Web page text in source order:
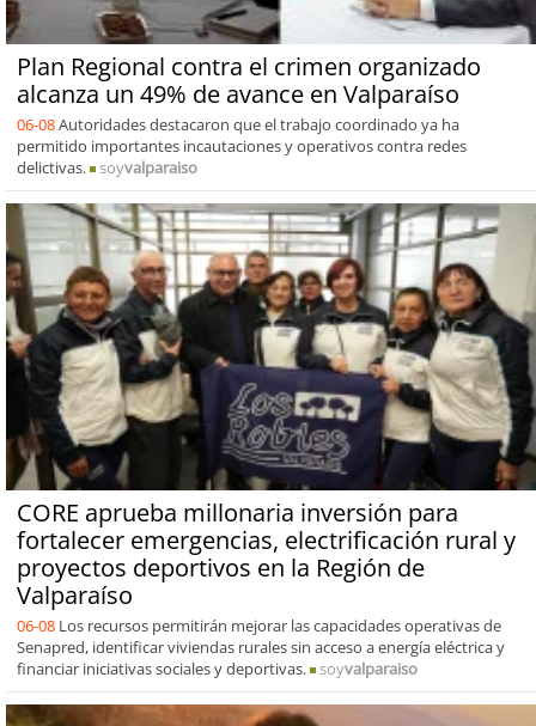
Plan Regional contra el crimen organizado
alcanza un 49% de avance en Valparaíso
06-08Autoridades destacaron que el trabajo coordinado ya ha
permitido importantes incautaciones y operativos contra redes
delictivas.
soyvalparaiso
CORE aprueba millonaria inversión para
fortalecer emergencias, electrificación rural y
proyectos deportivos en la Región de
Valparaíso
06-08 Los recursos permitirán mejorar las capacidades operativas de
Senapred, identificar viviendas rurales sin acceso a energía eléctrica y
financiar iniciativas sociales y deportivas.
soyvalparaiso